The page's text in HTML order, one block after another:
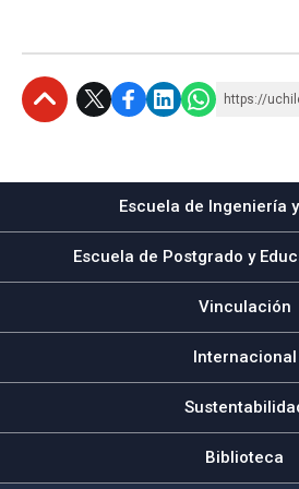
https://
Escuela de Ingeniería
Escuela de Postgrado y
Vinculación
Internacional
Biblioteca